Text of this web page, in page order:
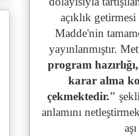
açıklık
Madde'nin
yayınlanmıştır.
program
karar alma
çekmektedir."
anlamını